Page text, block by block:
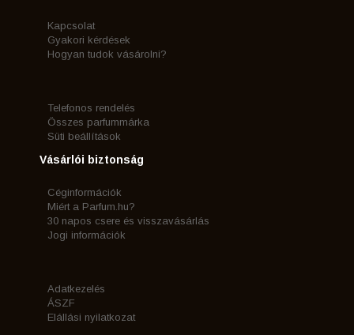
Kapcsolat
Gyakori kérdések
Hogyan tudok vásárolni?
Telefonos rendelés
Összes parfummárka
Süti beállítások
Vásárlói biztonság
Céginformációk
Miért a Parfum.hu?
30 napos csere és visszavásárlás
Jogi információk
Adatkezelés
ÁSZF
Elállási nyilatkozat